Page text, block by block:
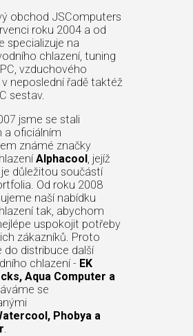
obchod JSComputers
roku 2004 a od
specializuje na
chlazení, tuning
vzduchového
neposlední řadě taktéž
sestav.
jsme se stali
a oficiálním
známé značky
Alphacool, jejíž
důležitou součástí
Od roku 2008
naší nabídku
tak, abychom
uspokojit potřeby
zákazníků. Proto
do distribuce další
chlazení - EK
Aqua Computer a
se
Phobya a
.